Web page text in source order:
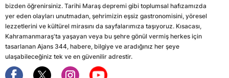
bizden öğrenirsiniz. Tarihi Maraş depremi gibi toplumsal hafızamızda
yer eden olayları unutmadan, şehrimizin eşsiz gastronomisini, yöresel
lezzetlerini ve kültürel mirasını da sayfalarımıza taşıyoruz. Kısacası,
Kahramanmaraş'ta yaşayan veya bu şehre gönül vermiş herkes için
tasarlanan Ajans 344, habere, bilgiye ve aradığınız her şeye
ulaşabileceğiniz tek ve en güvenilir adrestir.